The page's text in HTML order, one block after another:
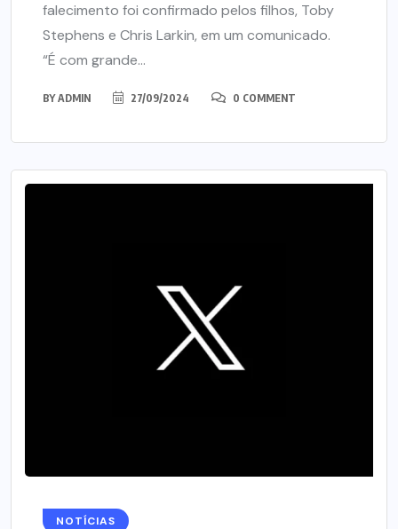
falecimento foi confirmado pelos filhos, Toby
Stephens e Chris Larkin, em um comunicado.
“É com grande...
BYADMIN 27/09/2024 0 COMMENT
NOTÍCIAS